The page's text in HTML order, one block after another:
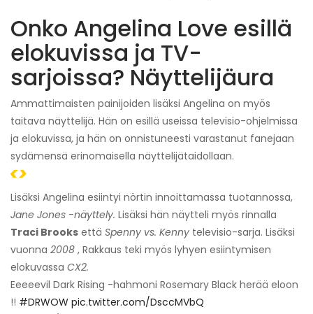
Onko Angelina Love esillä
elokuvissa ja TV-
sarjoissa? Näyttelijäura
Ammattimaisten painijoiden lisäksi Angelina on myös
taitava näyttelijä. Hän on esillä useissa televisio-ohjelmissa
ja elokuvissa, ja hän on onnistuneesti varastanut fanejaan
sydämensä erinomaisella näyttelijätaidollaan.
<>
Lisäksi Angelina esiintyi nörtin innoittamassa tuotannossa,
Jane Jones -näyttely. Lisäksi hän näytteli myös rinnalla
Traci Brooks että Spenny vs. Kenny televisio-sarja. Lisäksi
vuonna 2008 , Rakkaus teki myös lyhyen esiintymisen
elokuvassa CX2.
Eeeeevil Dark Rising -hahmoni Rosemary Black herää eloon
!! #DRWOW pic.twitter.com/DsccMVbQ